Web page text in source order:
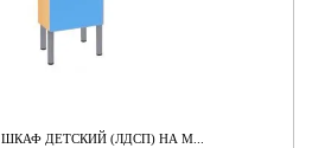
РК ШМК-1 ШКАФ ДЕТСКИЙ (ЛДСП) НА М...